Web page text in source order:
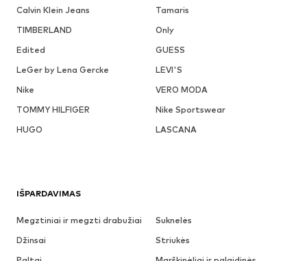
Calvin Klein Jeans
Tamaris
TIMBERLAND
Only
Edited
GUESS
LeGer by Lena Gercke
LEVI'S
Nike
VERO MODA
TOMMY HILFIGER
Nike Sportswear
HUGO
LASCANA
IŠPARDAVIMAS
Megztiniai ir megzti drabužiai
Suknelės
Džinsai
Striukės